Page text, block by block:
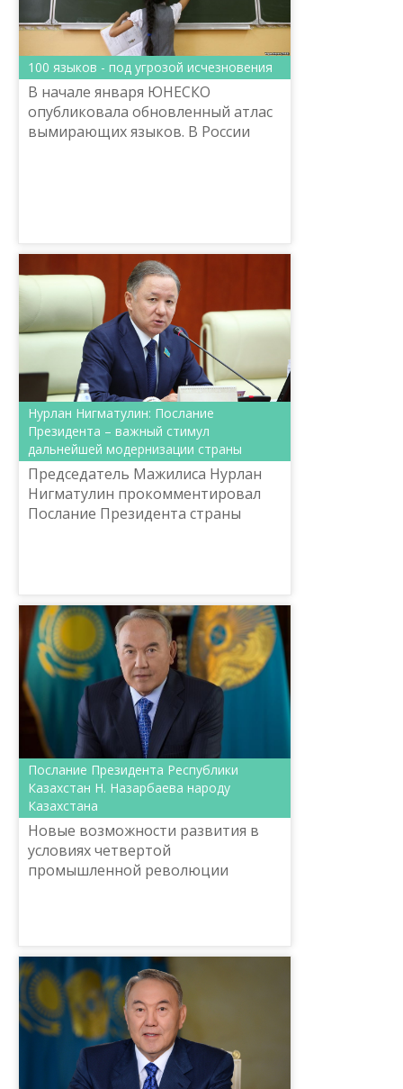
100 языков - под угрозой исчезновения
В начале января ЮНЕСКО
опубликовала обновленный атлас
вымирающих языков. В России
Нурлан Нигматулин: Послание
Президента – важный стимул
дальнейшей модернизации страны
Председатель Мажилиса Нурлан
Нигматулин прокомментировал
Послание Президента страны
Послание Президента Республики
Казахстан Н. Назарбаева народу
Казахстана
Новые возможности развития в
условиях четвертой
промышленной революции